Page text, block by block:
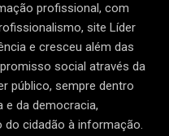
profissional, com
site Líder
e cresceu além das
social através da
público, sempre dentro
e da democracia,
do cidadão à informação.